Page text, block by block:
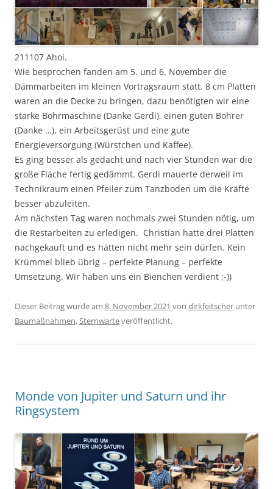
211107 Ahoi.
Wie besprochen fanden am 5. und 6. November die
Dämmarbeiten im kleinen Vortragsraum statt. 8 cm Platten
waren an die Decke zu bringen, dazu benötigten wir eine
starke Bohrmaschine (Danke Gerdi), einen guten Bohrer
(Danke …), ein Arbeitsgerüst und eine gute
Energieversorgung (Würstchen und Kaffee).
Es ging besser als gedacht und nach vier Stunden war die
große Fläche fertig gedämmt. Gerdi mauerte derweil im
Technikraum einen Pfeiler zum Tanzboden um die Kräfte
besser abzuleiten.
Am nächsten Tag waren nochmals zwei Stunden nötig, um
die Restarbeiten zu erledigen. Christian hatte drei Platten
nachgekauft und es hätten nicht mehr sein dürfen. Kein
Krümmel blieb übrig – perfekte Planung – perfekte
Umsetzung. Wir haben uns ein Bienchen verdient ;-))
Dieser Beitrag wurde am 8. November 2021 von dirkfeitscher unter
Baumaßnahmen,Sternwarteveröffentlicht.
Monde von Jupiter und Saturn und ihr
Ringsystem